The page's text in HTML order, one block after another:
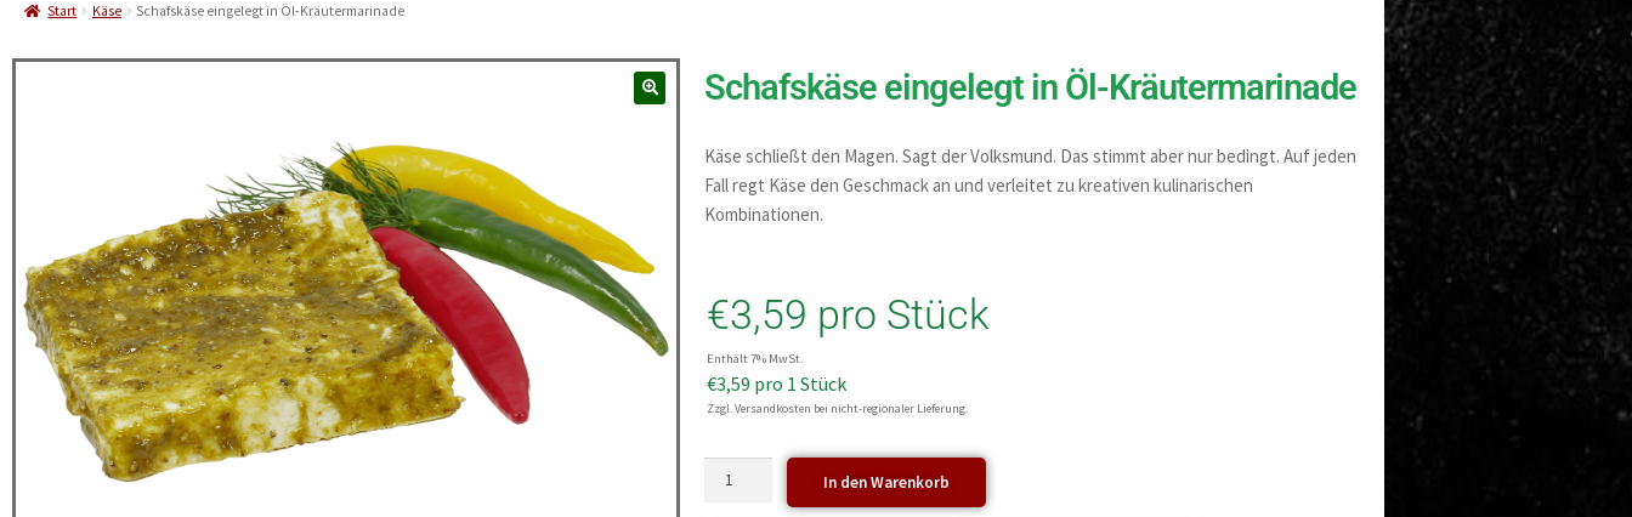
Start Käse Schafskäse eingelegt in Öl-Kräutermarinade
Schafskäse eingelegt in Öl-Kräutermarinade
Käse schließt den Magen. Sagt der Volksmund. Das stimmt aber nur bedingt. Auf jeden
Fall regt Käse den Geschmack an und verleitet zu kreativen kulinarischen
Kombinationen.
€3,59 pro Stück
Enthält 7% MwSt.
€3,59 pro 1 Stück
Zzgl. Versandkosten bei nicht-regionaler Lieferung.
In den Warenkorb